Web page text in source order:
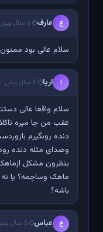
ع عارف 6 سال پیش
سلام عالی بود
ا اریا 6 سال پیش
سلام واقعا عالی
عقب من جا میره
دنده روبگیرم
وصدای مثله دنده
بنظرون مشکل
ماهک وساچمه؟ یا
باشه؟
ع عباس 6 سال پیش